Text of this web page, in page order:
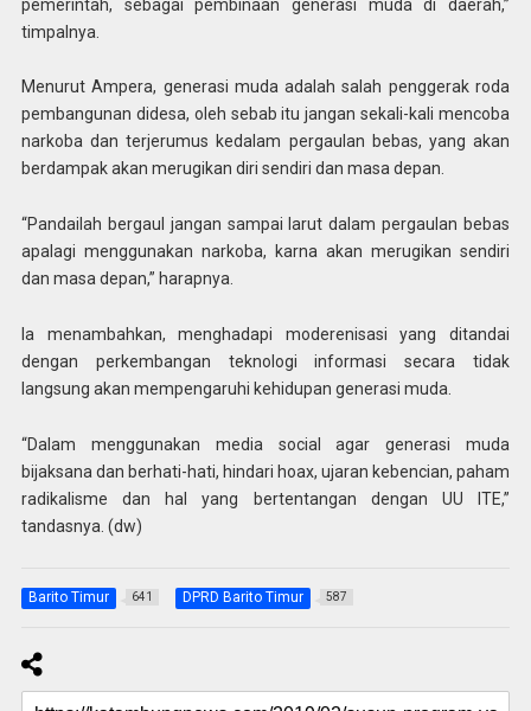
pemerintah, sebagai pembinaan generasi muda di daerah,”
timpalnya.
Menurut Ampera, generasi muda adalah salah penggerak roda
pembangunan didesa, oleh sebab itu jangan sekali-kali mencoba
narkoba dan terjerumus kedalam pergaulan bebas, yang akan
berdampak akan merugikan diri sendiri dan masa depan.
“Pandailah bergaul jangan sampai larut dalam pergaulan bebas
apalagi menggunakan narkoba, karna akan merugikan sendiri
dan masa depan,” harapnya.
Ia menambahkan, menghadapi moderenisasi yang ditandai
dengan perkembangan teknologi informasi secara tidak
langsung akan mempengaruhi kehidupan generasi muda.
“Dalam menggunakan media social agar generasi muda
bijaksana dan berhati-hati, hindari hoax, ujaran kebencian, paham
radikalisme dan hal yang bertentangan dengan UU ITE,”
tandasnya. (dw)
Barito Timur 641 DPRD Barito Timur 587